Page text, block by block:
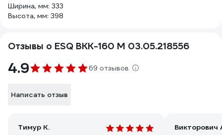
Ширина, мм: 333
Высота, мм: 398
Отзывы о ESQ ВКК-160 М 03.05.218556
4.9 69 отзывов
Написать отзыв
Тимур К. Викторович